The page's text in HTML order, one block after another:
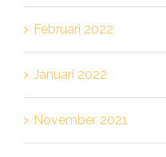
Februari 2022
Januari 2022
November 2021